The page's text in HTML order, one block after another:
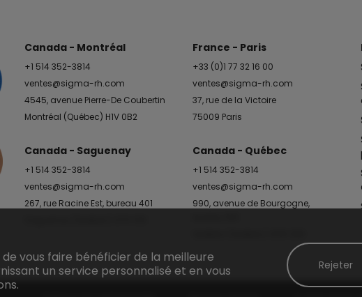
Canada - Montréal
+1 514 352-3814
ventes@sigma-rh.com
4545, avenue Pierre-De Coubertin
Montréal (Québec) H1V 0B2
France - Paris
+33 (0)1 77 32 16 00
ventes@sigma-rh.com
37, rue de la Victoire
75009 Paris
Canada - Saguenay
+1 514 352-3814
ventes@sigma-rh.com
267, rue Racine Est, bureau 401
Canada - Québec
+1 514 352-3814
ventes@sigma-rh.com
990, avenue de Bourgogne,
vous faire bénéficier de la meilleure
un service personnalisé et en vous
Rejeter